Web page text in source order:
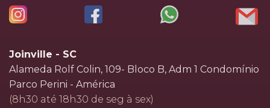
Joinville - SC
Alameda Rolf Colin, 109- Bloco B, Adm 1 Condomínio
Parco Perini - América
(8h30 até 18h30 de seg à sex)